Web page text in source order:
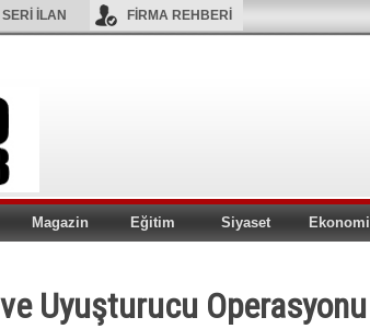
SERİ İLAN FİRMA REHBERİ
Magazin Eğitim Siyaset Ekonomi
Uyuşturucu Operasyonu